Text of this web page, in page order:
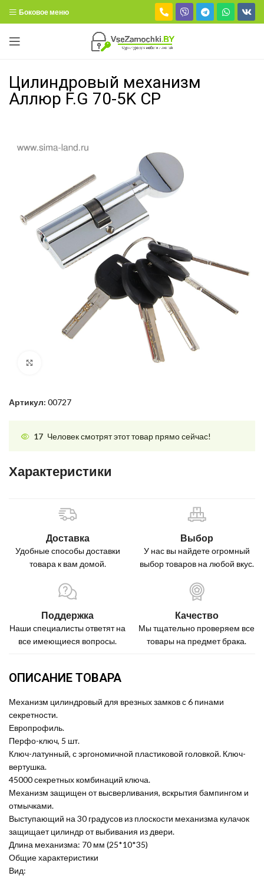
Боковое меню
Цилиндровый механизм
Аллюр F.G 70-5K CP
Артикул: 00727
17 Человек смотрят этот товар прямо сейчас!
Характеристики
Доставка
Удобные способы доставки
товара к вам домой.
Выбор
У нас вы найдете огромный
выбор товаров на любой вкус.
Поддержка
Наши специалисты ответят на
все имеющиеся вопросы.
Качество
Мы тщательно проверяем все
товары на предмет брака.
ОПИСАНИЕ ТОВАРА
Механизм цилиндровый для врезных замков с 6 пинами
секретности.
Европрофиль.
Перфо-ключ, 5 шт.
Ключ-латунный, с эргономичной пластиковой головкой. Ключ-
вертушка.
45000 секретных комбинаций ключа.
Механизм защищен от высверливания, вскрытия бампингом и
отмычками.
Выступающий на 30 градусов из плоскости механизма кулачок
защищает цилиндр от выбивания из двери.
Длина механизма: 70 мм (25*10*35)
Общие характеристики
Вид: